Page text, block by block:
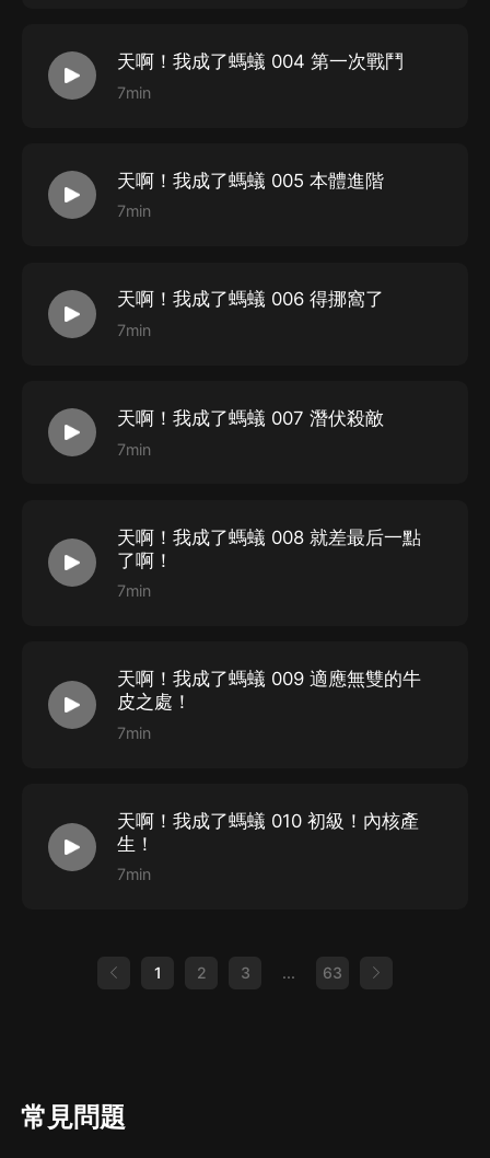
天啊！我成了螞蟻 004 第一次戰鬥
7min
天啊！我成了螞蟻 005 本體進階
7min
天啊！我成了螞蟻 006 得挪窩了
7min
天啊！我成了螞蟻 007 潛伏殺敵
7min
天啊！我成了螞蟻 008 就差最后一點
了啊！
7min
天啊！我成了螞蟻 009 適應無雙的牛
皮之處！
7min
天啊！我成了螞蟻 010 初級！內核產
生！
7min
1 2 3 ... 63
常見問題